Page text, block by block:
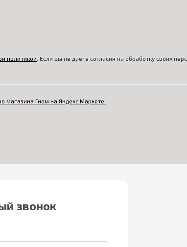
политикой . Если вы не даете согласия на обработку своих
звонок